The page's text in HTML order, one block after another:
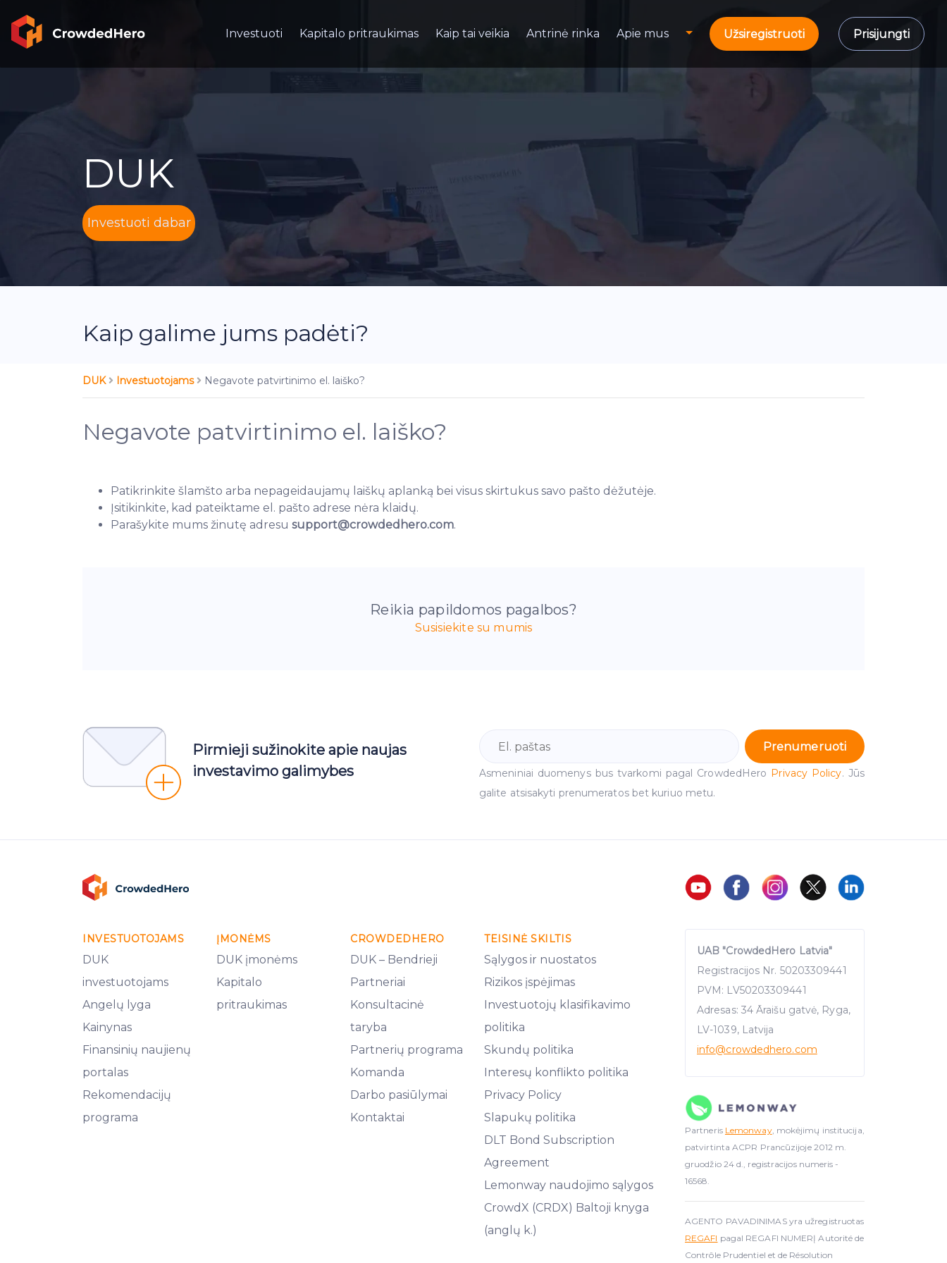
Investuoti Kapitalo pritraukimas Kaip tai veikia Antrinė rinka Apie mus Užsiregistruoti Prisijungti
DUK
Investuoti dabar
Kaip galime jums padėti?
DUK Investuotojams Negavote patvirtinimo el. laiško?
Negavote patvirtinimo el. laiško?
Patikrinkite šlamšto arba nepageidaujamų laiškų aplanką bei visus skirtukus savo pašto dėžutėje.
Įsitikinkite, kad pateiktame el. pašto adrese nėra klaidų.
Parašykite mums žinutę adresu support@crowdedhero.com.
Reikia papildomos pagalbos?
Susisiekite su mumis
Pirmieji sužinokite apie naujas
investavimo galimybes
Prenumeruoti
Asmeniniai duomenys bus tvarkomi pagal CrowdedHero Privacy Policy. Jūs
galite atsisakyti prenumeratos bet kuriuo metu.
INVESTUOTOJAMS
DUK
investuotojams
Angelų lyga
Kainynas
Finansinių naujienų
portalas
Rekomendacijų
programa
ĮMONĖMS
DUK įmonėms
Kapitalo
pritraukimas
CROWDEDHERO
DUK – Bendrieji
Partneriai
Konsultacinė
taryba
Partnerių programa
Komanda
Darbo pasiūlymai
Kontaktai
TEISINĖ SKILTIS
Sąlygos ir nuostatos
Rizikos įspėjimas
Investuotojų klasifikavimo
politika
Skundų politika
Interesų konflikto politika
Privacy Policy
Slapukų politika
DLT Bond Subscription
Agreement
Lemonway naudojimo sąlygos
CrowdX (CRDX) Baltoji knyga
(anglų k.)
UAB "CrowdedHero Latvia"
Registracijos Nr. 50203309441
PVM: LV50203309441
Adresas: 34 Āraišu gatvė, Ryga,
LV-1039, Latvija
info@crowdedhero.com
Partneris Lemonway, mokėjimų institucija,
patvirtinta ACPR Prancūzijoje 2012 m.
gruodžio 24 d., registracijos numeris -
16568.
AGENTO PAVADINIMAS yra užregistruotas
REGAFI pagal REGAFI NUMERĮ Autorité de
Contrôle Prudentiel et de Résolution